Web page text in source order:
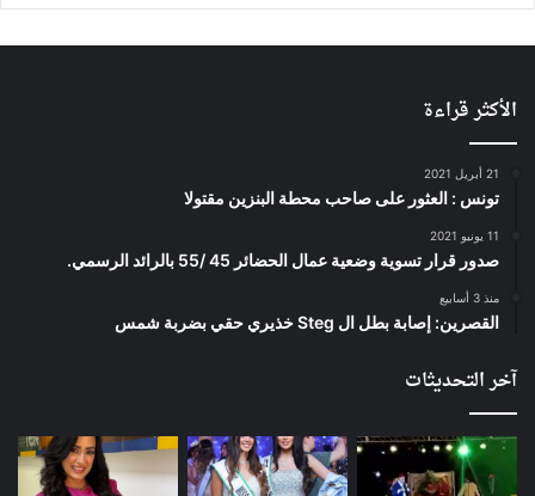
الأكثر قراءة
21 أبريل 2021
تونس : العثور على صاحب محطة البنزين مقتولا
11 يونيو 2021
صدور قرار تسوية وضعية عمال الحضائر 45 /55 بالرائد الرسمي.
منذ 3 أسابيع
القصرين: إصابة بطل ال Steg خذيري حقي بضربة شمس
آخر التحديثات